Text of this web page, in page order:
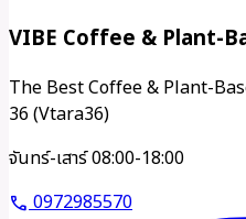
VIBE Coffee & Plant-
The Best Coffee & Plant-
36 (Vtara36)
จันทร์-เสาร์ 08:00-18:00
call 0972985570